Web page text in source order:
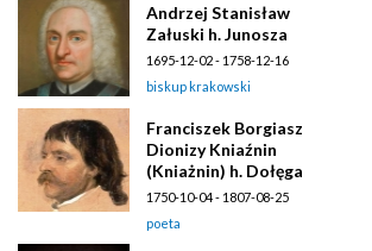
Andrzej Stanisław
Załuski h. Junosza
1695-12-02 - 1758-12-16
biskup krakowski
Franciszek Borgiasz
Dionizy Kniaźnin
(Kniażnin) h. Dołęga
1750-10-04 - 1807-08-25
poeta